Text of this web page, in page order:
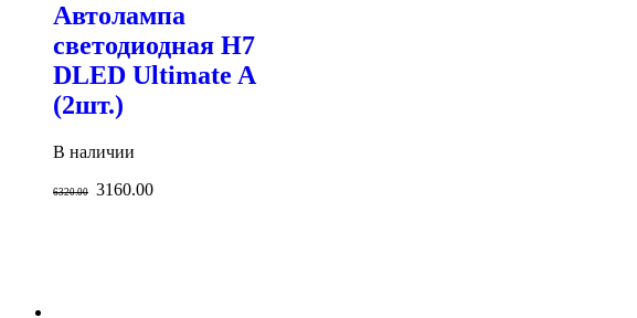
Автолампа
светодиодная H7
DLED Ultimate A
(2шт.)
В наличии
6320.00 3160.00